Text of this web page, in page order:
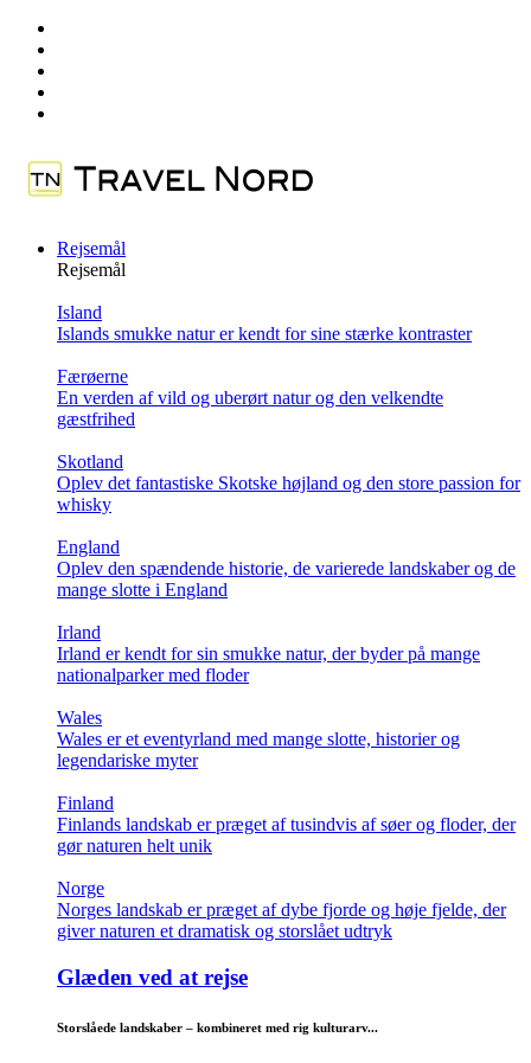
Rejsemål
Rejsemål
Island
Islands smukke natur er kendt for sine stærke kontraster
Færøerne
En verden af vild og uberørt natur og den velkendte
gæstfrihed
Skotland
Oplev det fantastiske Skotske højland og den store passion for
whisky
England
Oplev den spændende historie, de varierede landskaber og de
mange slotte i England
Irland
Irland er kendt for sin smukke natur, der byder på mange
nationalparker med floder
Wales
Wales er et eventyrland med mange slotte, historier og
legendariske myter
Finland
Finlands landskab er præget af tusindvis af søer og floder, der
gør naturen helt unik
Norge
Norges landskab er præget af dybe fjorde og høje fjelde, der
giver naturen et dramatisk og storslået udtryk
Glæden ved at rejse
Storslåede landskaber – kombineret med rig kulturarv...